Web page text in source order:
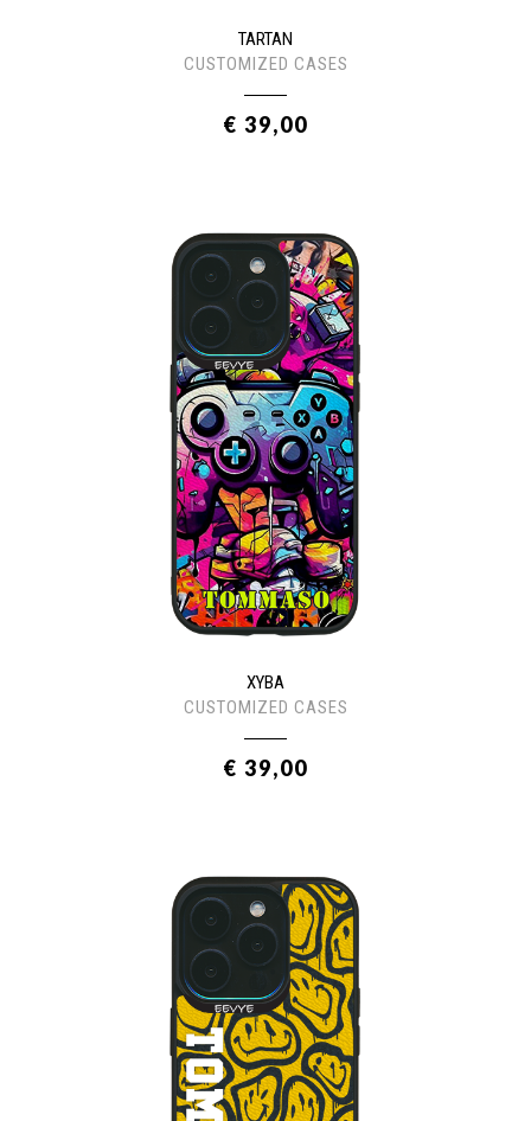
TARTAN
CUSTOMIZED CASES
€ 39,00
XYBA
CUSTOMIZED CASES
€ 39,00